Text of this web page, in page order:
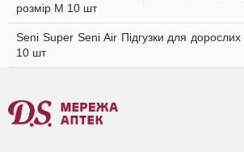
розмір M 10 шт
Seni Super Seni Air Підгузки для дорослих
10 шт